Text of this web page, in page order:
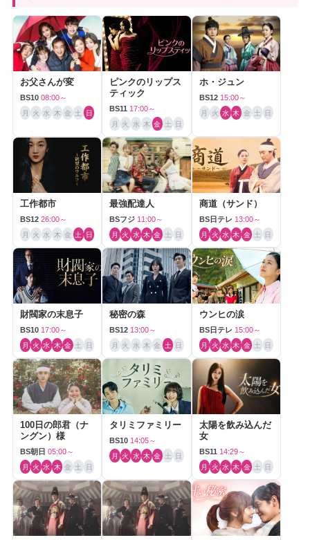
お父さんが変
BS10 08:00～
月 火 水 木 金 土 日
ピンクのリップス
ティック
BS11 17:00～
月 火 水 木 金 土 日
ホ・ジュン
BS12 15:00～
月 火 水 木 金 土 日
工作都市
BS12 26:00～
月 火 水 木 金 土 日
最強配達人
BSフジ 11:00～
月 火 水 木 金 土 日
商道（サンド）
BS日テレ 13:00～
月 火 水 木 金 土 日
財閥家の末息子
BS10 17:00～
月 火 水 木 金 土 日
秘密の森
BS12 13:00～
月 火 水 木 金 土 日
ウンヒの涙
BS日テレ 15:00～
月 火 水 木 金 土 日
100日の郎君（ナ
ングン）様
BS朝日 05:00～
月 火 水 木 金 土 日
タリミファミリー
BS10 14:05～
月 火 水 木 金 土 日
太陽を飲み込んだ
女
BS11 14:29～
月 火 水 木 金 土 日